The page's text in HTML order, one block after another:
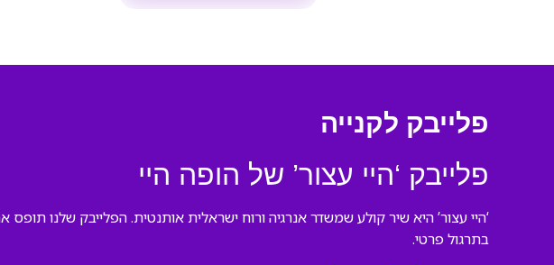
פלייבק לקנייה
פלייבק ‘היי עצור’ של הופה היי
‘היי עצור’ היא שיר קולע שמשדר אנרגיה ורוח ישראלית אותנטית. הפלייבק שלנו
בתרגול פרטי.